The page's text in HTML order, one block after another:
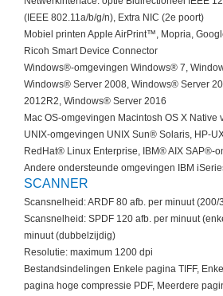
(IEEE 802.11a/b/g/n), Extra NIC (2e poort)
Mobiel printen Apple AirPrint™, Mopria,
Ricoh Smart Device Connector
Windows®-omgevingen Windows® 7,
Windows® Server 2008, Windows® Server
2012R2, Windows® Server 2016
Mac OS-omgevingen Macintosh OS X Native
UNIX-omgevingen UNIX Sun® Solaris, HP-
RedHat® Linux Enterprise, IBM® AIX SAP®-
Andere ondersteunde omgevingen IBM
SCANNER
Scansnelheid: ARDF 80 afb. per minuut (200/
Scansnelheid: SPDF 120 afb. per minuut
minuut (dubbelzijdig)
Resolutie: maximum 1200 dpi
Bestandsindelingen Enkele pagina TIFF,
pagina hoge compressie PDF, Meerdere